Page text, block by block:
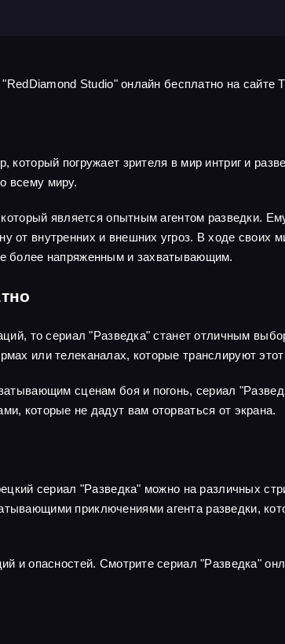
Studio" онлайн бесплатно на сайте
погружает зрителя в мир интриг и
всему миру.
является опытным агентом разведки.
внутренних и внешних угроз. В ходе своих
более напряженным и захватывающим.
то сериал "Разведка" станет отличным
или телеканалах, которые транслируют
сценам боя и погонь, сериал
которые не дадут вам оторваться от экрана.
сериал "Разведка" можно на различных
приключениями агента разведки,
и опасностей. Смотрите сериал "Разведка"